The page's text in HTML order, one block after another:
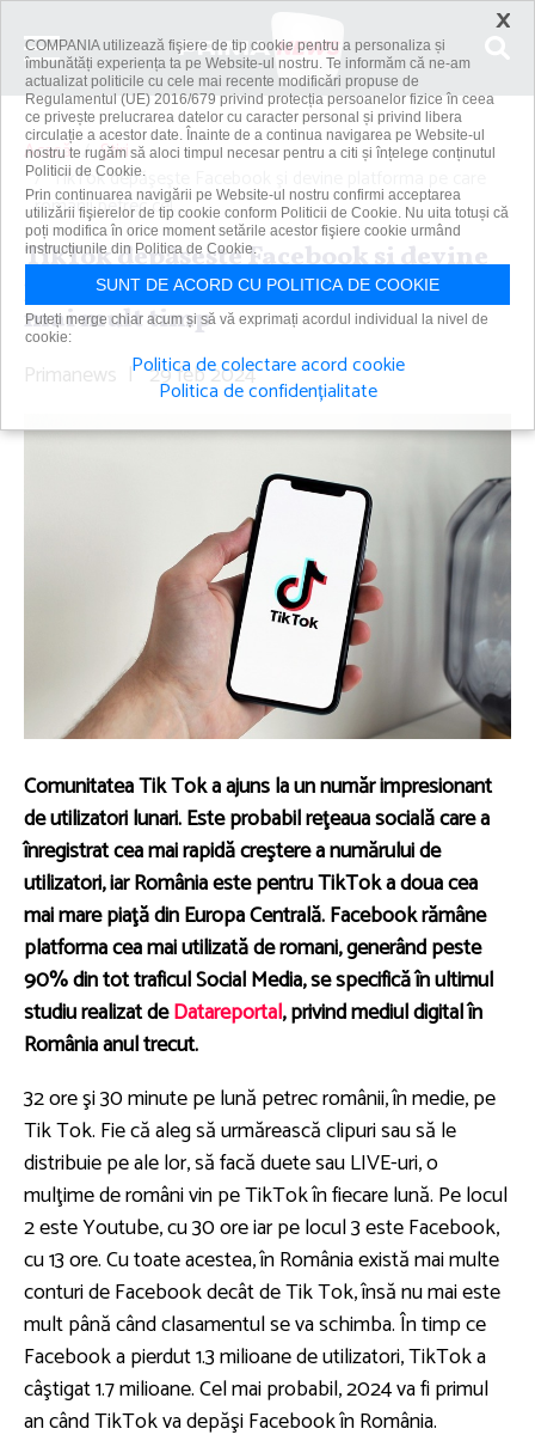
Acasă
Știri
TikTok depăşeşte Facebook şi devine platforma pe care
românii petrec cel...
TikTok depăşeşte Facebook şi devine
platforma pe care românii petrec cel
mai mult timp
Primanews | 29 feb 2024
Comunitatea Tik Tok a ajuns la un număr impresionant
de utilizatori lunari. Este probabil reţeaua socială care a
înregistrat cea mai rapidă creştere a numărului de
utilizatori, iar România este pentru TikTok a doua cea
mai mare piaţă din Europa Centrală. Facebook rămâne
platforma cea mai utilizată de romani, generând peste
90% din tot traficul Social Media, se specifică în ultimul
studiu realizat deDatareportal, privind mediul digital în
România anul trecut.
32 ore şi 30 minute pe lună petrec românii, în medie, pe
Tik Tok. Fie că aleg să urmărească clipuri sau să le
distribuie pe ale lor, să facă duete sau LIVE-uri, o
mulţime de români vin pe TikTok în fiecare lună. Pe locul
2 este Youtube, cu 30 ore iar pe locul 3 este Facebook,
cu 13 ore. Cu toate acestea, în România există mai multe
conturi de Facebook decât de Tik Tok, însă nu mai este
mult până când clasamentul se va schimba. În timp ce
Facebook a pierdut 1.3 milioane de utilizatori, TikTok a
câştigat 1.7 milioane. Cel mai probabil, 2024 va fi primul
an când TikTok va depăşi Facebook în România.
×
COMPANIA utilizează fişiere de tip cookie pentru a personaliza și
îmbunătăți experiența ta pe Website-ul nostru. Te informăm că ne-am
actualizat politicile cu cele mai recente modificări propuse de
Regulamentul (UE) 2016/679 privind protecția persoanelor fizice în ceea
ce privește prelucrarea datelor cu caracter personal și privind libera
circulație a acestor date. Înainte de a continua navigarea pe Website-ul
nostru te rugăm să aloci timpul necesar pentru a citi și înțelege conținutul
Politicii de Cookie.
Prin continuarea navigării pe Website-ul nostru confirmi acceptarea
utilizării fişierelor de tip cookie conform Politicii de Cookie. Nu uita totuși că
poți modifica în orice moment setările acestor fişiere cookie urmând
instrucțiunile din Politica de Cookie.
SUNT DE ACORD CU POLITICA DE COOKIE
Puteți merge chiar acum și să vă exprimați acordul individual la nivel de
cookie:
Politica de colectare acord cookie
Politica de confidențialitate